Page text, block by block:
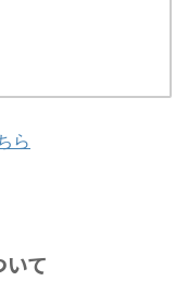
ら
て